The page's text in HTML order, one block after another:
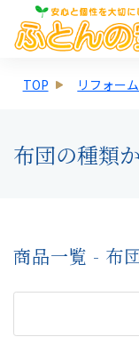
TOP リフォー
布団の種類
商品一覧 - 布